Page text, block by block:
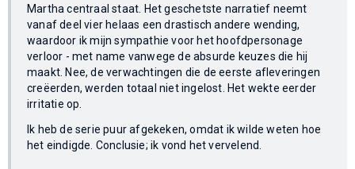
Martha centraal staat. Het geschetste narratief neemt
vanaf deel vier helaas een drastisch andere wending,
waardoor ik mijn sympathie voor het hoofdpersonage
verloor - met name vanwege de absurde keuzes die hij
maakt. Nee, de verwachtingen die de eerste afleveringen
creëerden, werden totaal niet ingelost. Het wekte eerder
irritatie op.
Ik heb de serie puur afgekeken, omdat ik wilde weten hoe
het eindigde. Conclusie; ik vond het vervelend.